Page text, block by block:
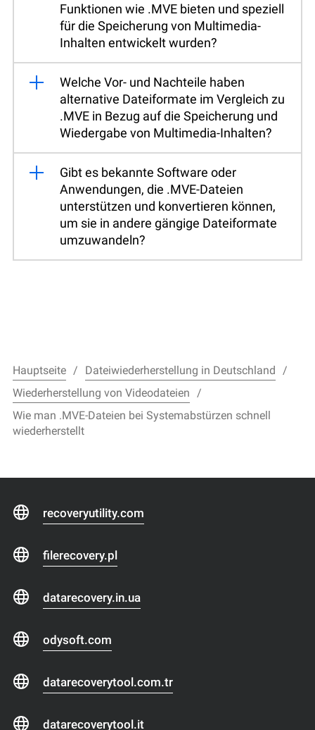
Funktionen wie .MVE bieten und speziell
für die Speicherung von Multimedia-
Inhalten entwickelt wurden?
Welche Vor- und Nachteile haben
alternative Dateiformate im Vergleich zu
.MVE in Bezug auf die Speicherung und
Wiedergabe von Multimedia-Inhalten?
Gibt es bekannte Software oder
Anwendungen, die .MVE-Dateien
unterstützen und konvertieren können,
um sie in andere gängige Dateiformate
umzuwandeln?
Hauptseite
Dateiwiederherstellung in Deutschland
Wiederherstellung von Videodateien
Wie man .MVE-Dateien bei Systemabstürzen schnell
wiederherstellt
recoveryutility.com
filerecovery.pl
datarecovery.in.ua
odysoft.com
datarecoverytool.com.tr
datarecoverytool.it